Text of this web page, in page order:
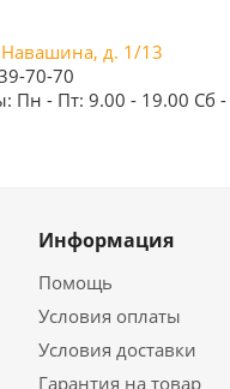
Навашина, д. 1/13
70-70
Пн - Пт: 9.00 - 19.00 Сб
Информация
Помощь
Условия оплаты
Условия доставки
Гарантия на товар